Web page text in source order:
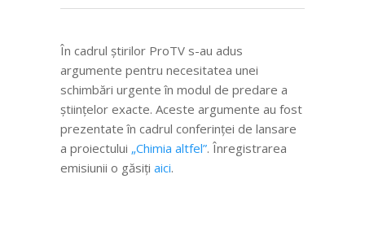
În cadrul ştirilor ProTV s-au adus
argumente pentru necesitatea unei
schimbări urgente în modul de predare a
ştiinţelor exacte. Aceste argumente au fost
prezentate în cadrul conferinţei de lansare
a proiectului „Chimia altfel”. Înregistrarea
emisiunii o găsiţi aici.